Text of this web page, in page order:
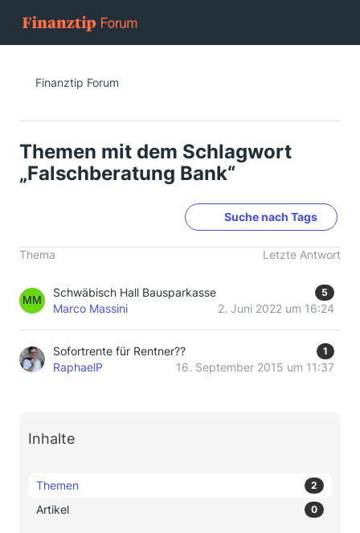
Finanztip Forum
Themen mit dem Schlagwort
„Falschberatung Bank“
Suche nach Tags
Thema Letzte Antwort
Schwäbisch Hall Bausparkasse 5
Marco Massini 2. Juni 2022 um 16:24
Sofortrente für Rentner?? 1
RaphaelP 16. September 2015 um 11:37
Inhalte
Themen 2
Artikel 0